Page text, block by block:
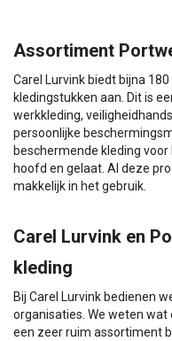
Assortiment
Carel Lurvink biedt bijna
kledingstukken aan. Dit is
werkkleding,
persoonlijke
beschermende kleding
hoofd en gelaat. Al deze
makkelijk in het gebruik.
Carel Lurvink en
kleding
Bij Carel Lurvink bedienen
organisaties. We weten wat
een zeer ruim assortiment